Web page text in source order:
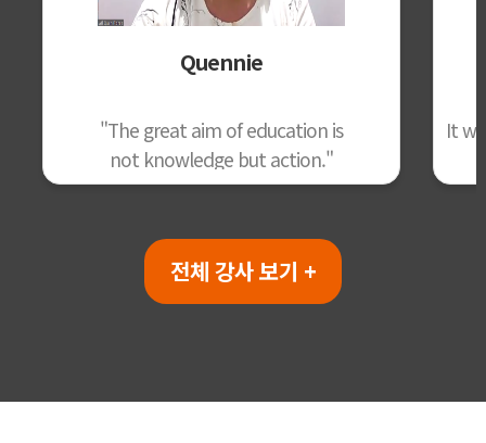
Quennie
"The great aim of education is
not knowledge but action."
It
전체 강사 보기 +